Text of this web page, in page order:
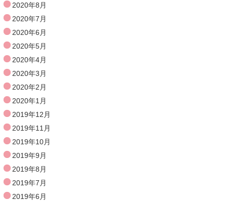
2020年8月
2020年7月
2020年6月
2020年5月
2020年4月
2020年3月
2020年2月
2020年1月
2019年12月
2019年11月
2019年10月
2019年9月
2019年8月
2019年7月
2019年6月